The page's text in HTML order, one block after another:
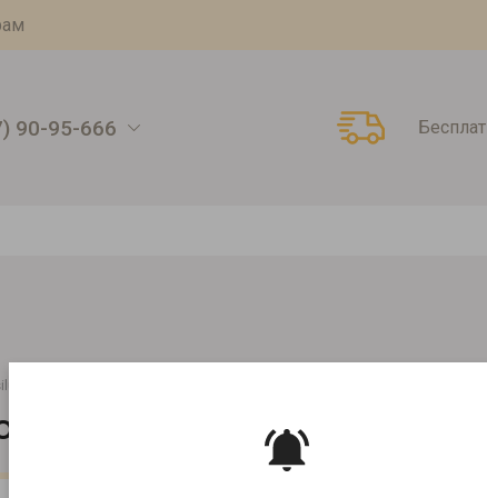
90-95-666
Восточная коллекция Вост очарование 25 пак
ВОСТ ОЧАРОВАНИЕ 25